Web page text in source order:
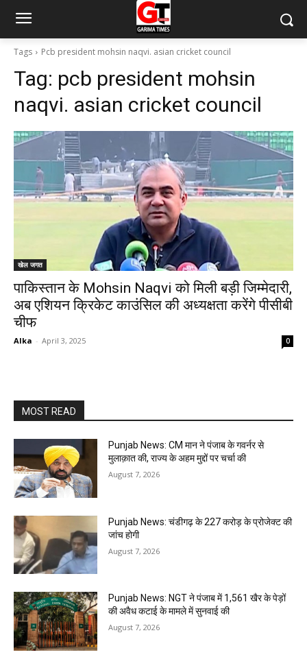
Tags Pcb president mohsin naqvi. asian cricket council
Tag: pcb president mohsin
naqvi. asian cricket council
खेल जगत
पाकिस्तान के Mohsin Naqvi को मिली बड़ी जिम्मेदारी,
अब एशियन क्रिकेट काउंसिल की अध्यक्षता करेंगे पीसीबी
चीफ
Alka - April 3, 2025 0
MOST READ
Punjab News: CM मान ने पंजाब के गवर्नर से
मुलाक़ात की, राज्य के अहम मुद्दों पर चर्चा की
August 7, 2026
Punjab News: चंडीगढ़ के ₹227 करोड़ के प्रोजेक्ट की
जांच होगी
August 7, 2026
Punjab News: NGT ने पंजाब में 1,561 खैर के पेड़ों
की अवैध कटाई के मामले में सुनवाई की
August 7, 2026